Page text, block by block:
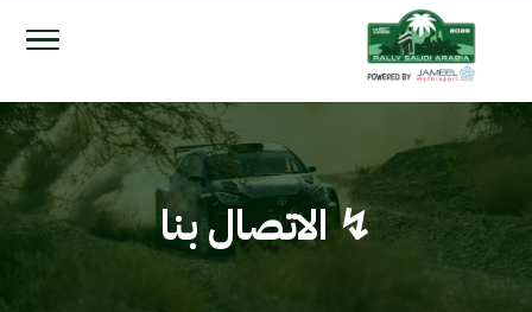
↯ الاتصال بنا